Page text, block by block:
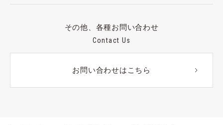
その他、各種お問い合わせ
Contact Us
お問い合わせはこちら